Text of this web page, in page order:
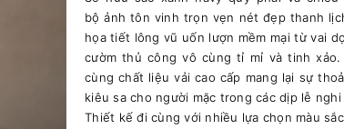
bộảnh tôn vinh trọn vẹn nét đẹp thanh
họa tiết lông vũ uốn lượn mềm mại từ vai
cườm thủ công vô cùng tỉ mỉ và tinh
cùng chất liệu vải cao cấp mang lại sự
kiêu sa cho người mặc trong các dịp lễ
Thiết kế đi cùng với nhiều lựa chọn màu